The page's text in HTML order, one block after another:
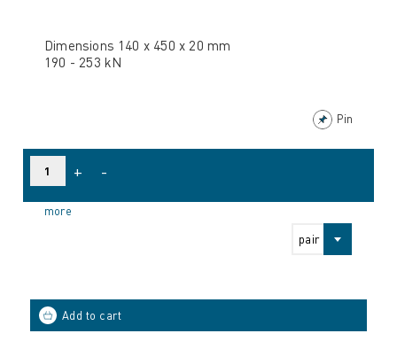
Dimensions 140 x 450 x 20 mm
190 - 253 kN
Pin
pair
+ -
more